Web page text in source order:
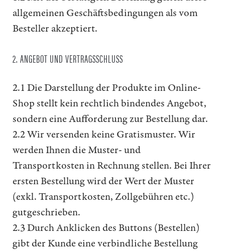
allgemeinen Geschäftsbedingungen als vom
Besteller akzeptiert.
2. ANGEBOT UND VERTRAGSSCHLUSS
2.1 Die Darstellung der Produkte im Online-
Shop stellt kein rechtlich bindendes Angebot,
sondern eine Aufforderung zur Bestellung dar.
2.2 Wir versenden keine Gratismuster. Wir
werden Ihnen die Muster- und
Transportkosten in Rechnung stellen. Bei Ihrer
ersten Bestellung wird der Wert der Muster
(exkl. Transportkosten, Zollgebühren etc.)
gutgeschrieben.
2.3 Durch Anklicken des Buttons (Bestellen)
gibt der Kunde eine verbindliche Bestellung